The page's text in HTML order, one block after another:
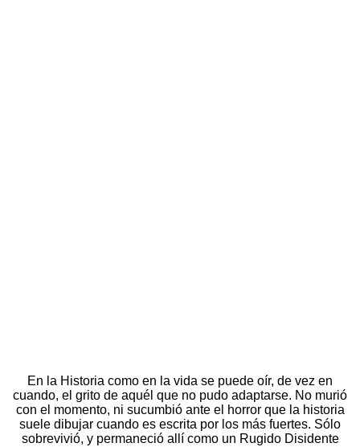
En la Historia como en la vida se puede oír, de vez en
cuando, el grito de aquél que no pudo adaptarse. No murió
con el momento, ni sucumbió ante el horror que la historia
suele dibujar cuando es escrita por los más fuertes. Sólo
sobrevivió, y permaneció allí como un Rugido Disidente